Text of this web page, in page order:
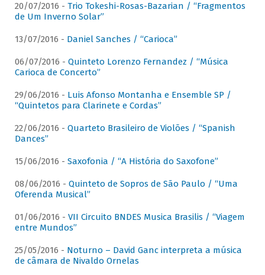
20/07/2016 - Trio Tokeshi-Rosas-Bazarian / “Fragmentos
de Um Inverno Solar”
13/07/2016 - Daniel Sanches / “Carioca”
06/07/2016 - Quinteto Lorenzo Fernandez / “Música
Carioca de Concerto”
29/06/2016 - Luis Afonso Montanha e Ensemble SP /
“Quintetos para Clarinete e Cordas”
22/06/2016 - Quarteto Brasileiro de Violões / “Spanish
Dances”
15/06/2016 - Saxofonia / “A História do Saxofone”
08/06/2016 - Quinteto de Sopros de São Paulo / “Uma
Oferenda Musical”
01/06/2016 - VII Circuito BNDES Musica Brasilis / “Viagem
entre Mundos”
25/05/2016 - Noturno – David Ganc interpreta a música
de câmara de Nivaldo Ornelas